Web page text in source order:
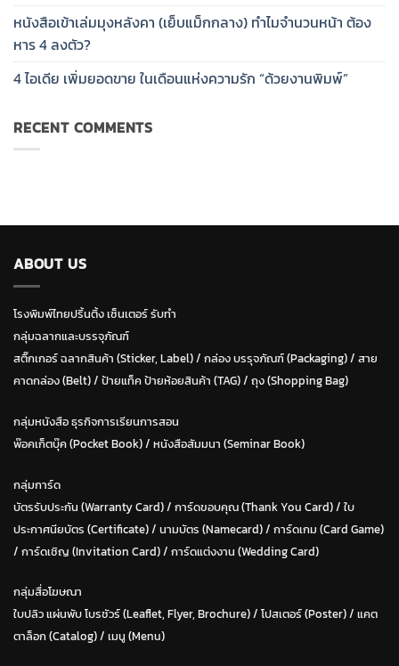
หนังสือเข้าเล่มมุงหลังคา (เย็บแม็กกลาง) ทำไมจำนวนหน้า ต้อง
หาร 4 ลงตัว?
4 ไอเดีย เพิ่มยอดขาย ในเดือนแห่งความรัก “ด้วยงานพิมพ์”
RECENT COMMENTS
ABOUT US
โรงพิมพ์ไทยปริ้นติ้ง เซ็นเตอร์ รับทำ
กลุ่มฉลากและบรรจุภัณฑ์
สติ๊กเกอร์ ฉลากสินค้า (Sticker, Label)/ กล่อง บรรุจภัณฑ์ (Packaging)/ สาย
คาดกล่อง (Belt)/ ป้ายแท็ค ป้ายห้อยสินค้า (TAG)/ ถุง (Shopping Bag)
กลุ่มหนังสือ ธุรกิจการเรียนการสอน
พ๊อคเก็ตบุ๊ค (Pocket Book)/ หนังสือสัมมนา (Seminar Book)
กลุ่มการ์ด
บัตรรับประกัน (Warranty Card)/ การ์ดขอบคุณ (Thank You Card)/ ใบ
ประกาศนียบัตร (Certificate)/ นามบัตร (Namecard)/ การ์ดเกม (Card Game)
/ การ์ดเชิญ (Invitation Card)/ การ์ดแต่งงาน (Wedding Card)
กลุ่มสื่อโฆษณา
ใบปลิว แผ่นพับ โบรชัวร์ (Leaflet, Flyer, Brochure)/ โปสเตอร์ (Poster) / แคต
ตาล็อก (Catalog)/ เมนู (Menu)